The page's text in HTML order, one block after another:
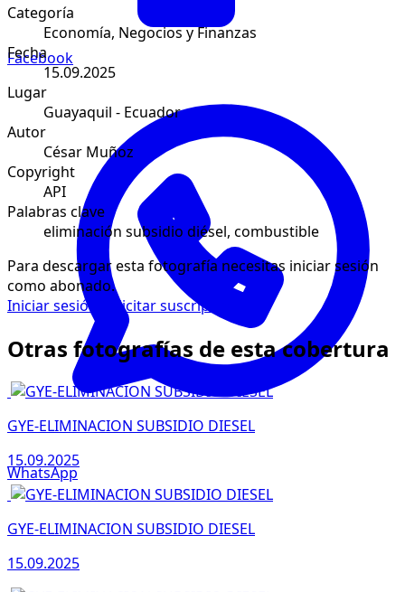
Facebook
WhatsApp
Categoría
Economía, Negocios y Finanzas
Fecha
15.09.2025
Lugar
Guayaquil - Ecuador
Autor
César Muñoz
Copyright
API
Palabras clave
eliminación subsidio diésel, combustible
Para descargar esta fotografía necesitas iniciar sesión
como abonado.
Iniciar sesión
Solicitar suscripción
Otras fotografías de esta cobertura
GYE-ELIMINACION SUBSIDIO DIESEL
15.09.2025
GYE-ELIMINACION SUBSIDIO DIESEL
15.09.2025